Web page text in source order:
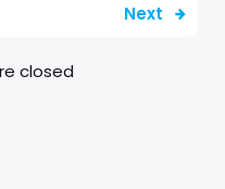
Next
closed